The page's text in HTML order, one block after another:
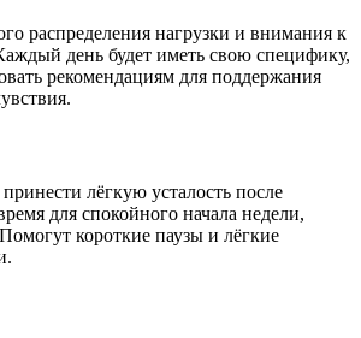
распределения нагрузки и внимания к
день будет иметь свою специфику,
рекомендациям для поддержания
лёгкую усталость после
для спокойного начала недели,
короткие паузы и лёгкие